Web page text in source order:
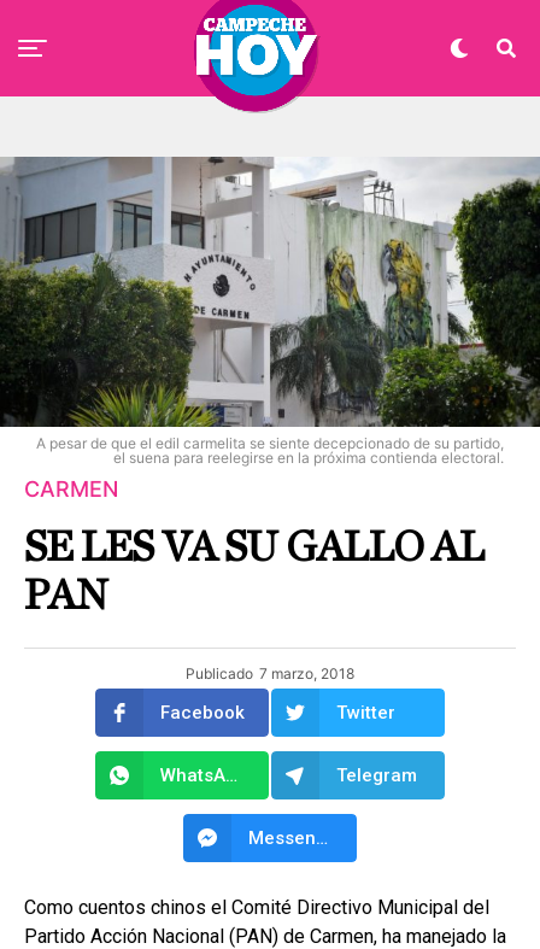
A pesar de que el edil carmelita se siente decepcionado de su partido,
el suena para reelegirse en la próxima contienda electoral.
CARMEN
SE LES VA SU GALLO AL
PAN
Publicado 7 marzo, 2018
Facebook Twitter
WhatsApp Telegram
Messenger
Como cuentos chinos el Comité Directivo Municipal del
Partido Acción Nacional (PAN) de Carmen, ha manejado la